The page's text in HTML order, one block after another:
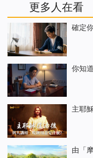
更多人在看
確定
你知
主耶
由「